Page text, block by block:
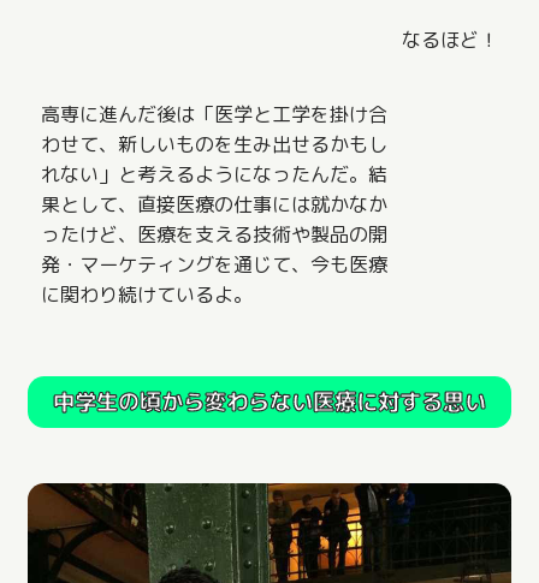
なるほど！
高専に進んだ後は「医学と工学を掛け合
わせて、新しいものを生み出せるかもし
れない」と考えるようになったんだ。結
果として、直接医療の仕事には就かなか
ったけど、医療を支える技術や製品の開
発・マーケティングを通じて、今も医療
に関わり続けているよ。
中学生の頃から変わらない医療に対する思い